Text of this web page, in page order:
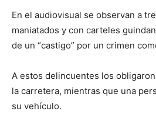
En el audiovisual se observan a
maniatados y con carteles
de un “castigo” por un crimen
A estos delincuentes los
la carretera, mientras que una
su vehículo.